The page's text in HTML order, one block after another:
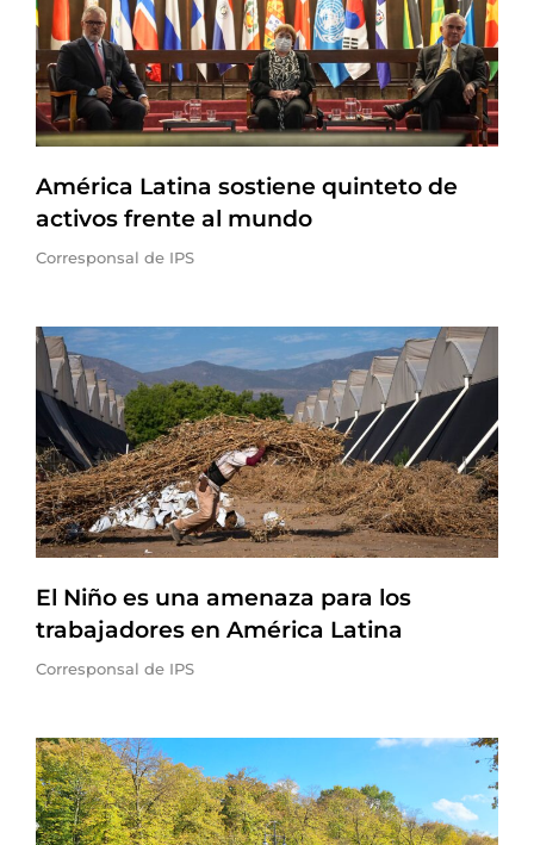
América Latina sostiene quinteto de
activos frente al mundo
Corresponsal de IPS
El Niño es una amenaza para los
trabajadores en América Latina
Corresponsal de IPS